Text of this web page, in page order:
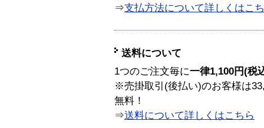
⇒支払方法について詳しくはこ
送料について
1つのご注文毎に一律1,100円(税
※売掛取引(後払い)のお客様は
無料！
⇒送料について詳しくはこちら